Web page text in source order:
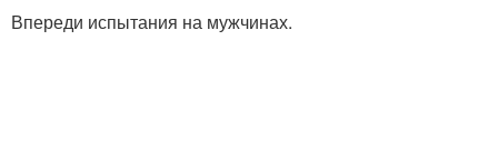
Впереди испытания на мужчинах.